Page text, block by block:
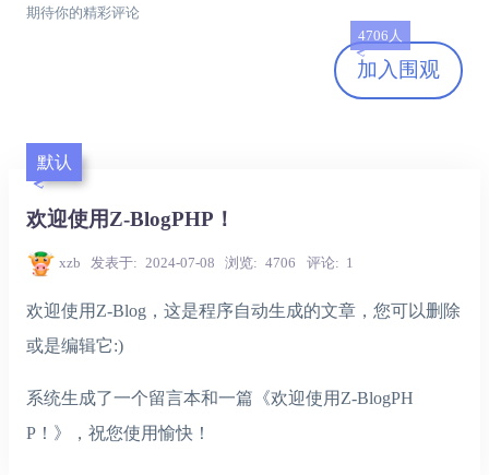
期待你的精彩评论
加入
4706人
围观
默认
欢迎使用Z-BlogPHP！
xzb 发表于 2024-07-08 浏览 4706 评论 1
欢迎使用Z-Blog，这是程序自动生成的文章，您可以删除
或是编辑它:)
系统生成了一个留言本和一篇《欢迎使用Z-BlogPH
P！》，祝您使用愉快！